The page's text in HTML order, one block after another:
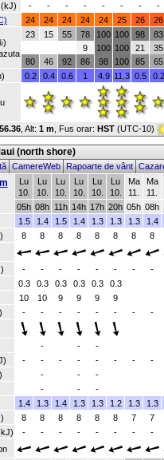
- - - - - - -
-
24 24 24 24 24 25 26 26
23
80
15
46
55
92
78
9
86
100
100
98
100
100
100
98
21
85
83
35
65
0.2 0.4 0.6 1 4.9 11.3 0.5 0.2
Alt: 1 m , Fus orar: HST (UTC-10)
(north shore)
CamereWebRapoarte de vânt
Lu
10.
Lu
10.
Lu
10.
Lu
10.
Lu
10.
Lu
10.
Ma
11.
Ma
11.
05h 08h 11h 14h 17h 20h 05h 08h
1.5 1.4 1.5 1.4 1.3 1.3 1.3
1.4
8 8 8 8 8 8 8
8
- - - - - - -
-
0.3 0.3 0.3 0.3 0.3
0.3
10 10 9 9 9
9
- - - - - - -
-
- -
-
- - - - - - -
-
- -
-
- -
-
1.4 1.3 1.4 1.3 1.3 1.2 1.3
1.3
8 8 8 8 8 8 7
7
- - - - - - -
-